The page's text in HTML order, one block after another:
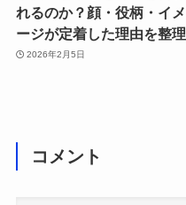
れるのか？顔・役柄・イメ
ージが定着した理由を整理
2026年2月5日
コメント